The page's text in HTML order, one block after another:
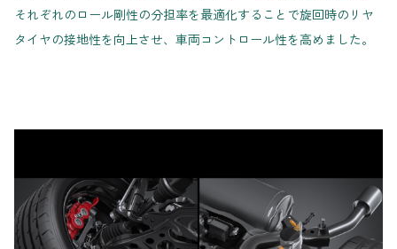
それぞれのロール剛性の分担率を最適化することで旋回時のリヤ
タイヤの接地性を向上させ、車両コントロール性を高めました。